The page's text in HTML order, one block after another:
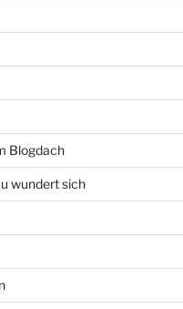
Blogdach
wundert sich